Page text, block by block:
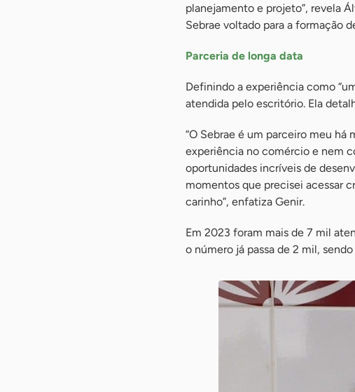
planejamento e projeto”, revela
Sebrae voltado para a formação
Parceria de longa data
Definindo a experiência como
atendida pelo escritório. Ela
“O Sebrae é um parceiro meu
experiência no comércio e nem
oportunidades incríveis de
momentos que precisei acessar
carinho”, enfatiza Genir.
Em 2023 foram mais de 7 mil
o número já passa de 2 mil,